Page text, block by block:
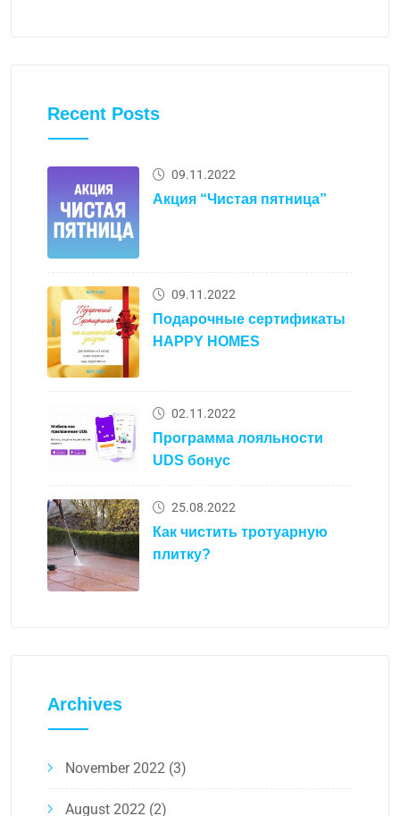
Recent Posts
09.11.2022
Акция “Чистая пятница”
09.11.2022
Подарочные сертификаты
HAPPY HOMES
02.11.2022
Программа лояльности
UDS бонус
25.08.2022
Как чистить тротуарную
плитку?
Archives
November 2022 (3)
August 2022 (2)